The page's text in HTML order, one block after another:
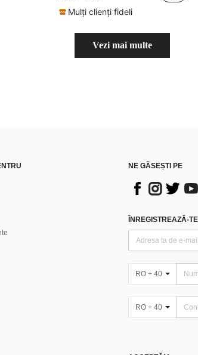
Mulți clienți fideli
Vezi mai multe
NE GĂSEȘTI PE
ÎNREGISTREAZĂ-
RO + 40
RO + 40